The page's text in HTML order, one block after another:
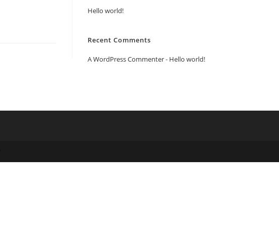
Hello world!
Recent Comments
A WordPress Commenter- Hello world!